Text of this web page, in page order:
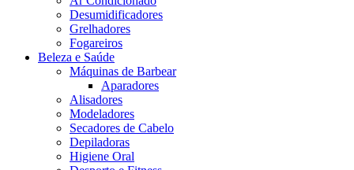
Desumidificadores
Grelhadores
Fogareiros
Beleza e Saúde
Máquinas de Barbear
Aparadores
Alisadores
Modeladores
Secadores de Cabelo
Depiladoras
Higiene Oral